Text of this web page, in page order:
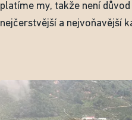
platíme my, takže není
nejčerstvější a nejvoňavější